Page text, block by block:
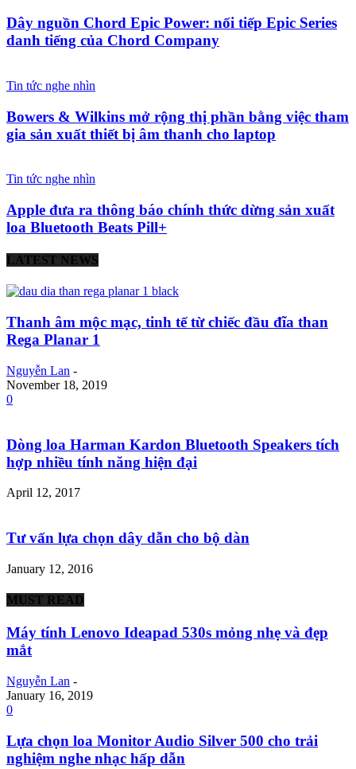
Dây nguồn Chord Epic Power: nối tiếp Epic Series
danh tiếng của Chord Company
Tin tức nghe nhìn
Bowers & Wilkins mở rộng thị phần bằng việc tham
gia sản xuất thiết bị âm thanh cho laptop
Tin tức nghe nhìn
Apple đưa ra thông báo chính thức dừng sản xuất
loa Bluetooth Beats Pill+
LATEST NEWS
Thanh âm mộc mạc, tinh tế từ chiếc đầu đĩa than
Rega Planar 1
Nguyễn Lan -
November 18, 2019
0
Dòng loa Harman Kardon Bluetooth Speakers tích
hợp nhiều tính năng hiện đại
April 12, 2017
Tư vấn lựa chọn dây dẫn cho bộ dàn
January 12, 2016
MUST READ
Máy tính Lenovo Ideapad 530s mỏng nhẹ và đẹp
mắt
Nguyễn Lan -
January 16, 2019
0
Lựa chọn loa Monitor Audio Silver 500 cho trải
nghiệm nghe nhạc hấp dẫn